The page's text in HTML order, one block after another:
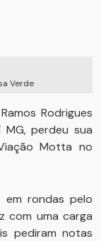
Verde
Rodrigues
perdeu sua
Motta no
em rondas pelo
com uma carga
pediram notas